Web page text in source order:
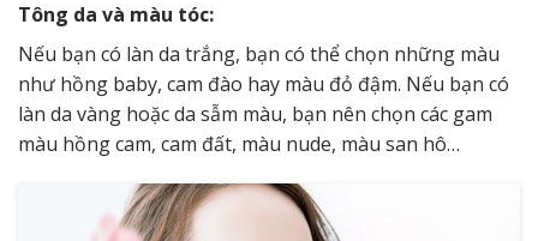
Tông da và màu tóc:
Nếu bạn có làn da trắng, bạn có thể chọn những màu
như hồng baby, cam đào hay màu đỏ đậm. Nếu bạn có
làn da vàng hoặc da sẫm màu, bạn nên chọn các gam
màu hồng cam, cam đất, màu nude, màu san hô…